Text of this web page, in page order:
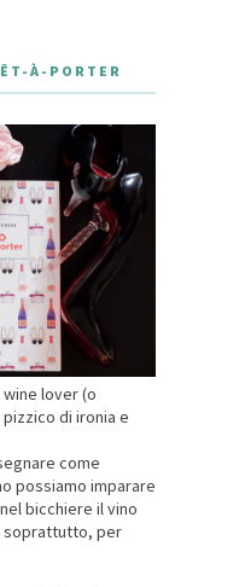
À-PORTER
lover (o
di ironia e
come
possiamo imparare
bicchiere il vino
soprattutto, per